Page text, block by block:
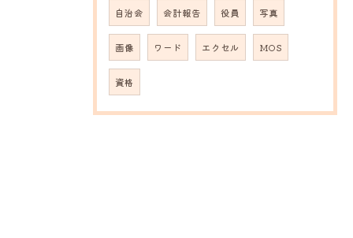
自治会 会計報告 役員 写真
画像 ワード エクセル MOS
資格